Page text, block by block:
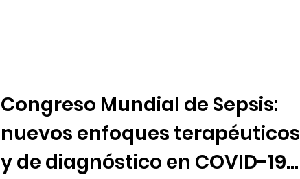
Congreso Mundial de Sepsis:
nuevos enfoques terapéuticos
y de diagnóstico en COVID-19